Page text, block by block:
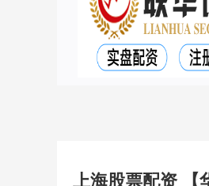
上海股票配资 【